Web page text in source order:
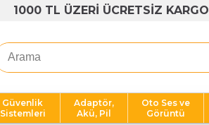
1000 TL ÜZERİ ÜCRETSİZ KARGO
Güvenlik
Sistemleri
Adaptör,
Akü, Pil
Oto Ses ve
Görüntü